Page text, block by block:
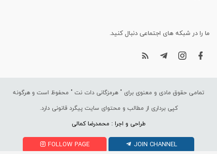
ما را در شبکه های اجتماعی دنبال کنید.
تمامی حقوق مادی و معنوی برای " هرمزگانی دات نت " محفوظ است و هرگونه
کپی برداری از مطالب و محتوای سایت پیگرد قانونی دارد.
طراحی و اجرا : محمدرضا کمالی
FOLLOW PAGE JOIN CHANNEL